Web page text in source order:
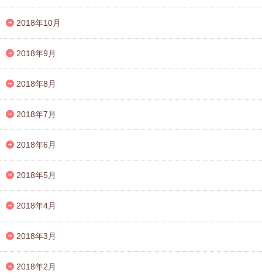
2018年10月
2018年9月
2018年8月
2018年7月
2018年6月
2018年5月
2018年4月
2018年3月
2018年2月